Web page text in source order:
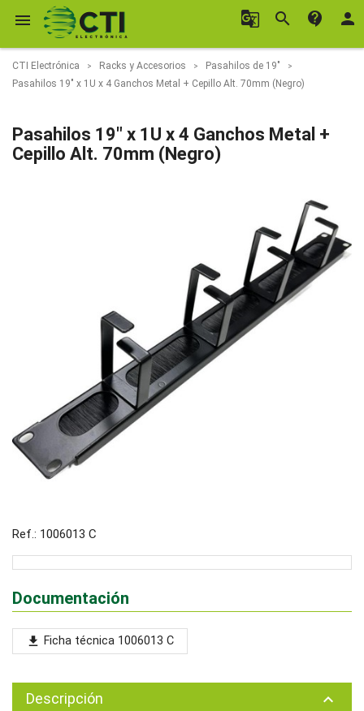
 g_translate search contact_support person
CTI Electrónica Racks y Accesorios
Pasahilos de 19"
Pasahilos 19" x 1U x 4 Ganchos Metal + Cepillo Alt. 70mm (Negro)
Pasahilos 19" x 1U x 4 Ganchos Metal +
Cepillo Alt. 70mm (Negro)
Ref.: 1006013 C
Documentación
file_download Ficha técnica 1006013 C
Descripción keyboard_arrow_up